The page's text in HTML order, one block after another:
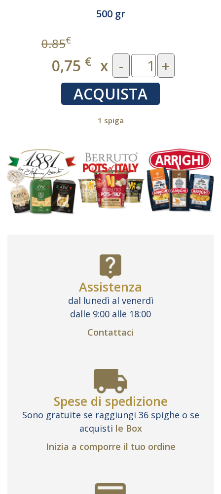
500 gr
0.85€
0,75 € x -
+
ACQUISTA
1 spiga
Assistenza
dal lunedì al venerdì
dalle 9:00 alle 18:00
Contattaci
Spese di spedizione
Sono gratuite se raggiungi 36 spighe o se
acquisti le Box
Inizia a comporre il tuo ordine